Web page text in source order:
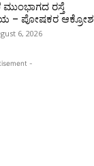
ಮುಂಭಾಗದ ರಸ್ತೆ
– ಪೋಷಕರ ಆಕ್ರೋಶ
6, 2026
-